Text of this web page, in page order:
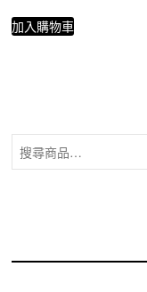
加入購物車